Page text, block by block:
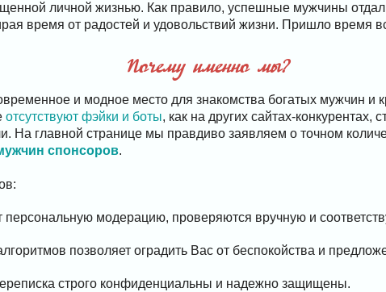
личной жизнью. Как правило, успешные мужчины
время от радостей и удовольствий жизни. Пришло время
Почему именно мы?
и модное место для знакомства богатых мужчин
отсутствуют фэйки и боты, как на других сайтах-конкурентах,
На главной странице мы правдиво заявляем о точном
спонсоров.
персональную модерацию, проверяются вручную и
позволяет оградить Вас от беспокойства и
строго конфиденциальны и надежно защищены.